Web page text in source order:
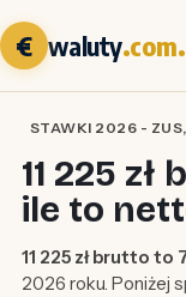
€ waluty
STAWKI 2026 -
11 225 zł
ile to
11 225 zł brutto to
2026 roku. Poniżej